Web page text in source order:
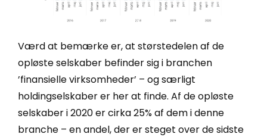
Værd at bemærke er, at størstedelen af de
opløste selskaber befinder sig i branchen
’finansielle virksomheder’ – og særligt
holdingselskaber er her at finde. Af de opløste
selskaber i 2020 er cirka 25% af dem i denne
branche – en andel, der er steget over de sidste